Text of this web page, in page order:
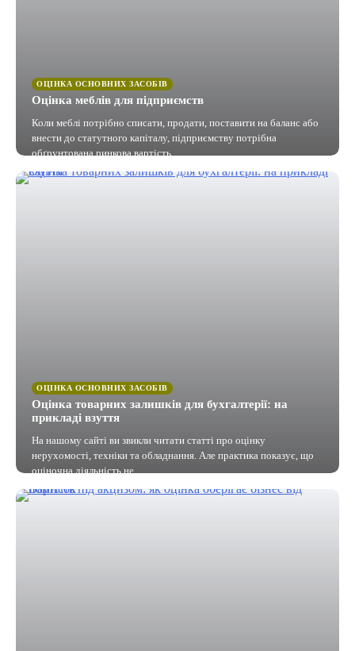
ОЦІНКА ОСНОВНИХ ЗАСОБІВ
Оцінка меблів для підприємств
Коли меблі потрібно списати, продати, поставити на баланс або
внести до статутного капіталу, підприємству потрібна
обґрунтована ринкова вартість.
ОЦІНКА ОСНОВНИХ ЗАСОБІВ
Оцінка товарних залишків для бухгалтерії: на
прикладі взуття
На нашому сайті ви звикли читати статті про оцінку
нерухомості, техніки та обладнання. Але практика показує, що
оціночна діяльність не…